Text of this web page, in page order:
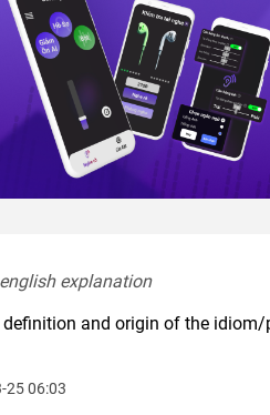
explanation
and origin of the
25 06:03